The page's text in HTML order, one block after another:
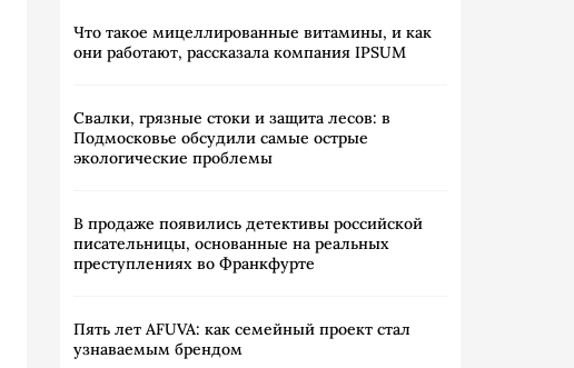
Что такое мицеллированные витамины, и как
они работают, рассказала компания IPSUM
Свалки, грязные стоки и защита лесов: в
Подмосковье обсудили самые острые
экологические проблемы
В продаже появились детективы российской
писательницы, основанные на реальных
преступлениях во Франкфурте
Пять лет AFUVA: как семейный проект стал
узнаваемым брендом